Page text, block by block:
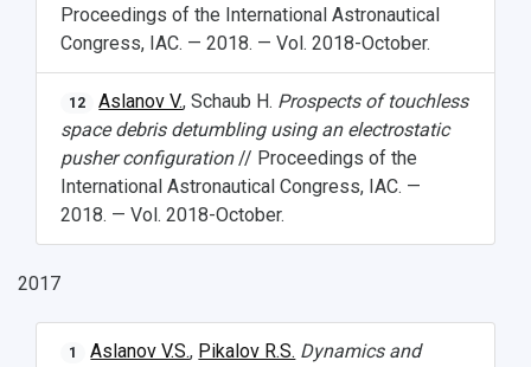
Proceedings of the International Astronautical
Congress, IAC. — 2018. — Vol. 2018-October.
12 Aslanov V., Schaub H. Prospects of touchless
space debris detumbling using an electrostatic
pusher configuration// Proceedings of the
International Astronautical Congress, IAC. —
2018. — Vol. 2018-October.
2017
1 Aslanov V.S., Pikalov R.S. Dynamics and